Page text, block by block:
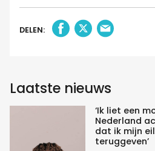
DELEN:
Laatste nieuws
‘Ik liet een
Nederland
dat ik mijn
teruggeven’